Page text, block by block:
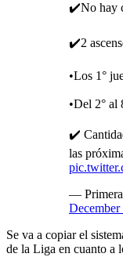
✔️No hay
✔️2
•Los 1°
•Del 2° al
✔️
las
— Primera
December
Se va a copiar el
de la Liga en cuanto a